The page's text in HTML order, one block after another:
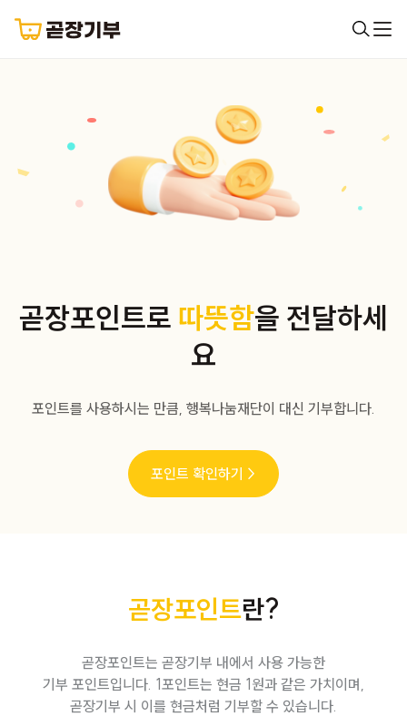
곧장포인트로 따뜻함을 전달하세
요
포인트를 사용하시는 만큼, 행복나눔재단이 대신 기부합니다.
포인트 확인하기 >
곧장포인트란?
곧장포인트는 곧장기부 내에서 사용 가능한
기부 포인트입니다. 1포인트는 현금 1원과 같은 가치이며,
곧장기부 시 이를 현금처럼 기부할 수 있습니다.